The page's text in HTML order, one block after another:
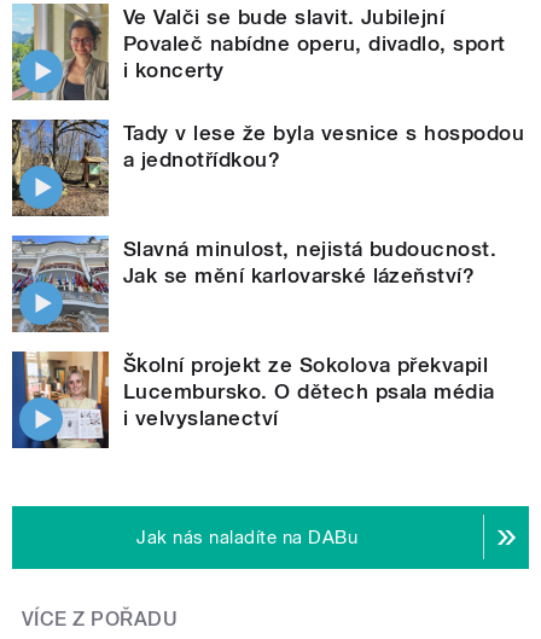
Ve Valči se bude slavit. Jubilejní
Povaleč nabídne operu, divadlo, sport
i koncerty
Tady v lese že byla vesnice s hospodou
a jednotřídkou?
Slavná minulost, nejistá budoucnost.
Jak se mění karlovarské lázeňství?
Školní projekt ze Sokolova překvapil
Lucembursko. O dětech psala média
i velvyslanectví
Jak nás naladíte na DABu
VÍCE Z POŘADU